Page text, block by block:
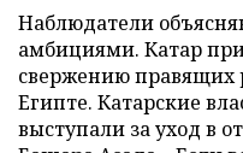
Наблюдатели
амбициями. Катар
свержению правящих
Египте. Катарские
выступали за уход в